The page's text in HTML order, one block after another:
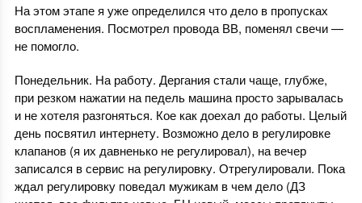
На этом этапе я уже определился что дело в пропусках
воспламенения. Посмотрел провода ВВ, поменял свечи —
не помогло.
Понедельник. На работу. Дергания стали чаще, глубже,
при резком нажатии на педель машина просто зарывалась
и не хотеля разгоняться. Кое как доехал до работы. Целый
день посвятил интернету. Возможно дело в регулировке
клапанов (я их давненько не регулировал), на вечер
записался в сервис на регулировку. Отрегулировали. Пока
ждал регулировку поведал мужикам в чем дело (ДЗ